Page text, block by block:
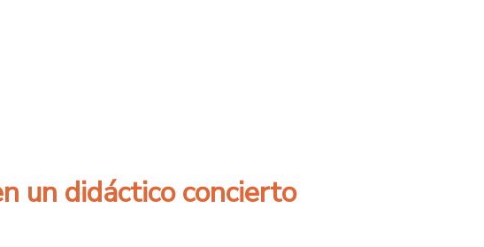
(RBC) en La Cisterna
un didáctico concierto